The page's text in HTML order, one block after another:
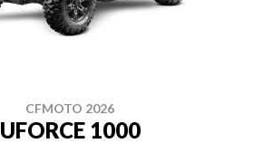
CFMOTO 2026
UFORCE 1000